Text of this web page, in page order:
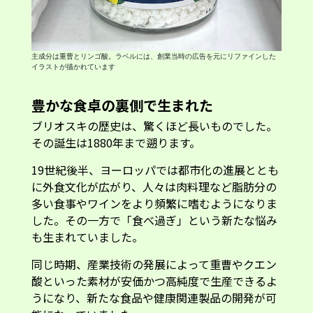
主成分は重曹とリンゴ酸。ラベルには、創業当時の広告を元にリファインした
イラストが描かれています
豊かな食卓の裏側で生まれた
ブリオスキの歴史は、驚くほど長いものでした。
その誕生は1880年まで遡ります。
19世紀後半、ヨーロッパでは都市化の進展ととも
に外食文化が広がり、人々は肉料理など脂肪分の
多い食事やワインをより頻繁に嗜むようになりま
した。その一方で「食べ過ぎ」という新たな悩み
も生まれていました。
同じ時期、産業技術の発展によって重曹やクエン
酸といった素材が安価かつ高純度で生産できるよ
うになり、新たな食品や健康関連製品の開発が可